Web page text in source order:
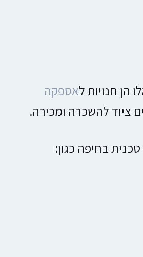
הן חנויות לאספקה
ציוד להשכרה ומכירה.
בחיפה כגון: